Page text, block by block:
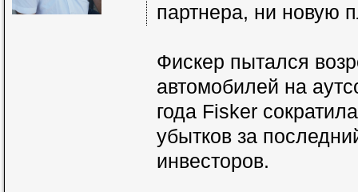
партнера, ни новую
Фискер пытался
автомобилей на
года Fisker
убытков за
инвесторов.